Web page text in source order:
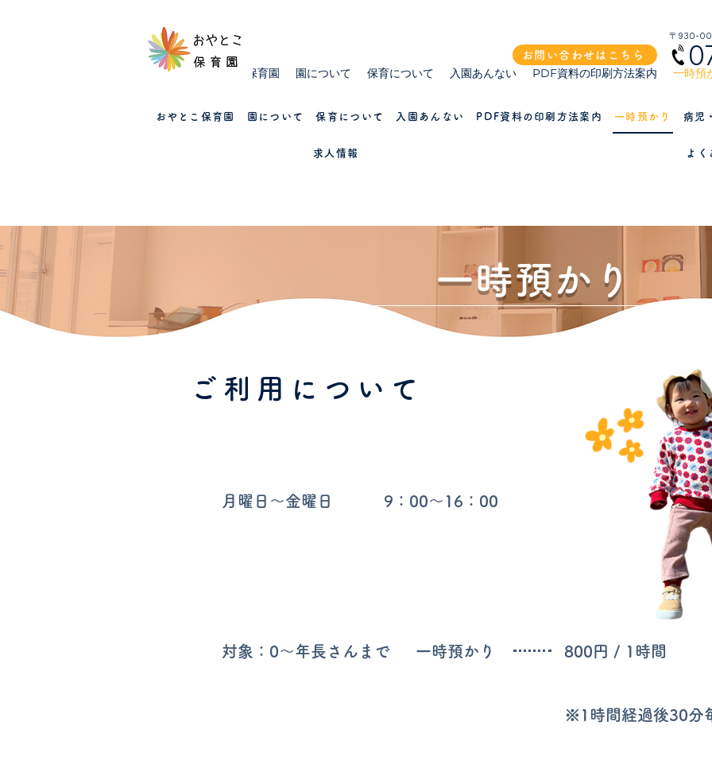
お問い合わせはこちら
〒930-
おやとこ保育園 園について 保育について 入園あんない PDF資料の印刷方法案内 一時預かり 病児
求人情報 よく
一時預かり
ご利用について
月曜日〜金曜日 9：00〜16：00
対象：​0〜年長さんまで 一時預かり 800円 / 1時間
※1時間経過後30分
おやとこ保育園 園について 保育について 入園あんない PDF資料の印刷方法案内 一時預